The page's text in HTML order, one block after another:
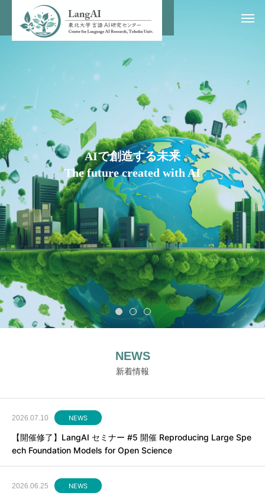
AIで創造する未来
The future created with AI
NEWS
新着情報
2026.07.10 NEWS
【開催修了】LangAI セミナー #5 開催 Reproducing Large Spe
ech Foundation Models for Open Science
2026.06.25 NEWS